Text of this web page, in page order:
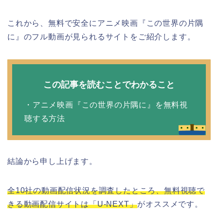
これから、無料で安全にアニメ映画『この世界の片隅
に』のフル動画が見られるサイトをご紹介します。
この記事を読むことでわかること
・アニメ映画『この世界の片隅に』を無料視
聴する方法
結論から申し上げます。
全10社の動画配信状況を調査したところ、無料視聴で
きる動画配信サイトは「U-NEXT」がオススメです。